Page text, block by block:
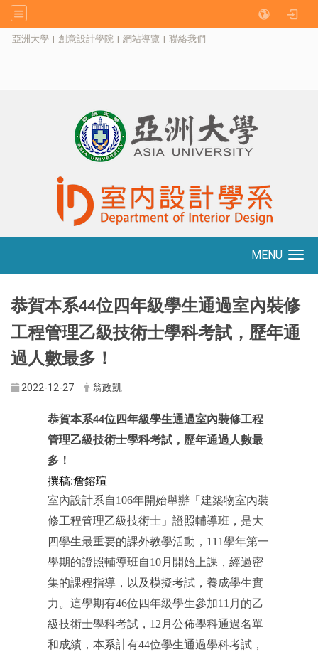
亞洲大學 | 創意設計學院 | 網站導覽 | 聯絡我們
MENU
恭賀本系44位四年級學生通過室內裝修
工程管理乙級技術士學科考試，歷年通
過人數最多！
2022-12-27 翁政凱
恭賀本系44位四年級學生通過室內裝修工程
管理乙級技術士學科考試，歷年通過人數最
多！
撰稿:詹鎔瑄
室內設計系自106年開始舉辦「建築物室內裝
修工程管理乙級技術士」證照輔導班，是大
四學生最重要的課外教學活動，111學年第一
學期的證照輔導班自10月開始上課，經過密
集的課程指導，以及模擬考試，養成學生實
力。這學期有46位四年級學生參加11月的乙
級技術士學科考試，12月公佈學科通過名單
和成績，本系計有44位學生通過學科考試，